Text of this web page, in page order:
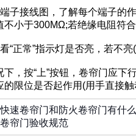
子接线图，了解每个端子的
不小于300MΩ;若绝缘电阻符
“正常”指示灯是否亮，若不
下，按“上”按钮，卷帘门应下
的限位是否起作用(用手直接
速卷帘门和防火卷帘门有什
帘门验收规范